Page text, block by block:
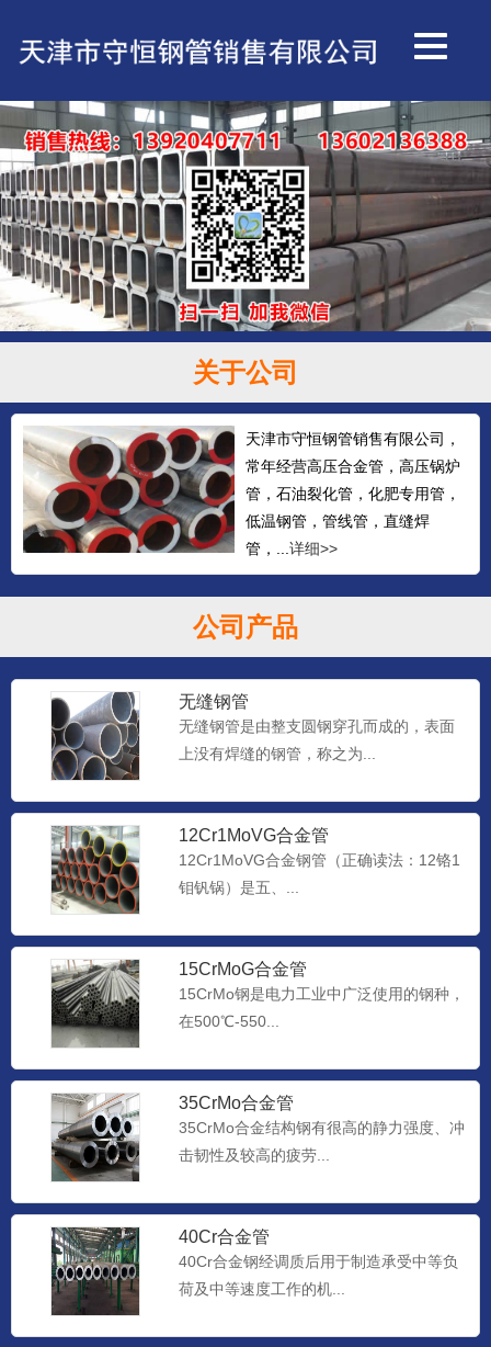
关于公司
天津市守恒钢管销售有限公司，
常年经营高压合金管，高压锅炉
管，石油裂化管，化肥专用管，
低温钢管，管线管，直缝焊
管，...详细>>
公司产品
无缝钢管
无缝钢管是由整支圆钢穿孔而成的，表面
上没有焊缝的钢管，称之为...
12Cr1MoVG合金管
12Cr1MoVG合金钢管（正确读法：12铬1
钼钒锅）是五、...
15CrMoG合金管
15CrMo钢是电力工业中广泛使用的钢种，
在500℃-550...
35CrMo合金管
35CrMo合金结构钢有很高的静力强度、冲
击韧性及较高的疲劳...
40Cr合金管
40Cr合金钢经调质后用于制造承受中等负
荷及中等速度工作的机...